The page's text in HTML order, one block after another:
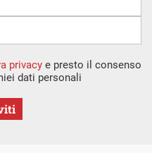
privacy e presto il consenso
dati personali